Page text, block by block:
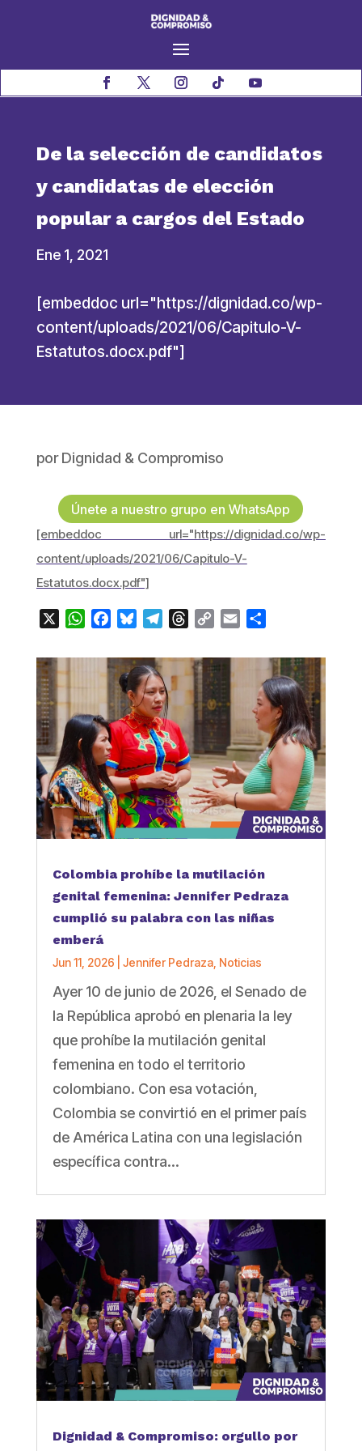
De la selección de candidatos
y candidatas de elección
popular a cargos del Estado
Ene 1, 2021
[embeddoc url="https://dignidad.co/wp-
content/uploads/2021/06/Capitulo-V-
Estatutos.docx.pdf"]
porDignidad & Compromiso
Únete a nuestro grupo en WhatsApp
[embeddoc url="https://dignidad.co/wp-
content/uploads/2021/06/Capitulo-V-
Estatutos.docx.pdf"]
WhatsApp
FacebookBlueskyTelegramThreads
Copy Email
Colombia prohíbe la mutilación
genital femenina: Jennifer Pedraza
cumplió su palabra con las niñas
emberá
Jun 11, 2026 Jennifer Pedraza, Noticias
Ayer 10 de junio de 2026, el Senado de
la República aprobó en plenaria la ley
que prohíbe la mutilación genital
femenina en todo el territorio
colombiano. Con esa votación,
Colombia se convirtió en el primer país
de América Latina con una legislación
específica contra...
Dignidad & Compromiso: orgullo por